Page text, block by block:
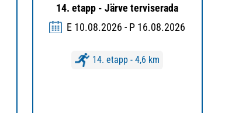
14. etapp - Järve terviserada
E 10.08.2026 - P 16.08.2026
14. etapp - 4,6 km